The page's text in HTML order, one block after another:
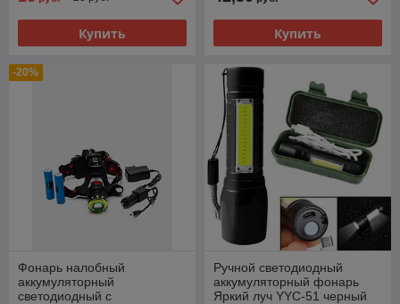
Купить Купить
-20%
Фонарь налобный
аккумуляторный
светодиодный с
Ручной светодиодный
аккумуляторный фонарь
Яркий луч YYC-51 черный